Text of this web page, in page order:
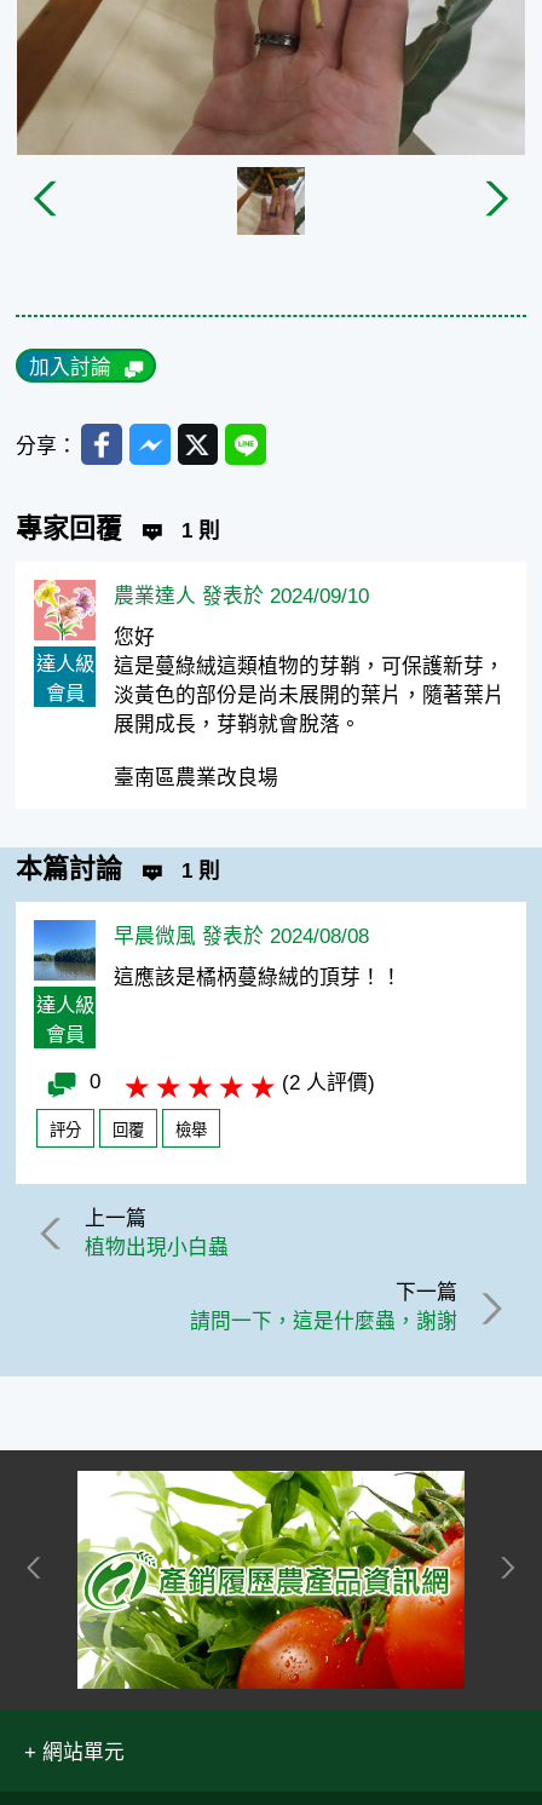
加入討論
分享： FacebookMessenger
TwitterLine
專家回覆 1 則
達人級
會員
農業達人 發表於 2024/09/10
您好
這是蔓綠絨這類植物的芽鞘，可保護新芽，
淡黃色的部份是尚未展開的葉片，隨著葉片
展開成長，芽鞘就會脫落。
臺南區農業改良場
本篇討論 1 則
達人級
會員
早晨微風 發表於 2024/08/08
這應該是橘柄蔓綠絨的頂芽！！
0 (2 人評價)
評分 回覆 檢舉
上一篇
植物出現小白蟲
下一篇
請問一下，這是什麼蟲，謝謝
網站單元